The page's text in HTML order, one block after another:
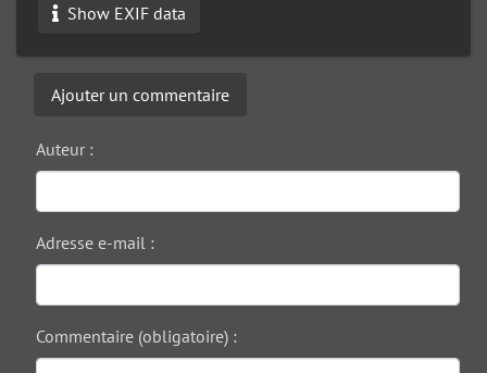
Show EXIF data
Ajouter un commentaire
Auteur :
Adresse e-mail :
Commentaire (obligatoire) :